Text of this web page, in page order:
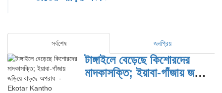
সর্বশেষ জনপ্রিয়
টাঙ্গাইলে বেড়েছে কিশোরদের
মাদকাসক্তি; ইয়াবা-গাঁজায় জড়িয়ে